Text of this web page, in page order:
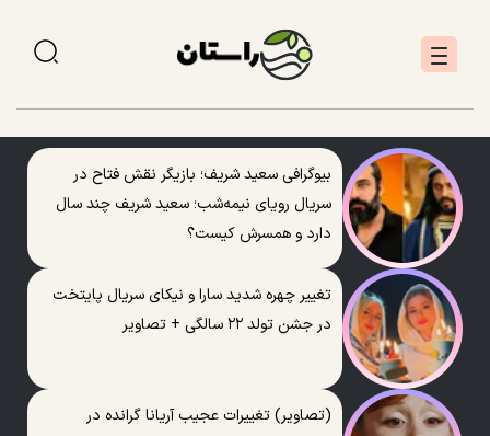
بیوگرافی سعید شریف؛ بازیگر نقش فتاح در
سریال رویای نیمه‌شب؛ سعید شریف چند سال
دارد و همسرش کیست؟
تغییر چهره شدید سارا و نیکای سریال پایتخت
در جشن تولد ۲۲ سالگی + تصاویر
(تصاویر) تغییرات عجیب آریانا گرانده در